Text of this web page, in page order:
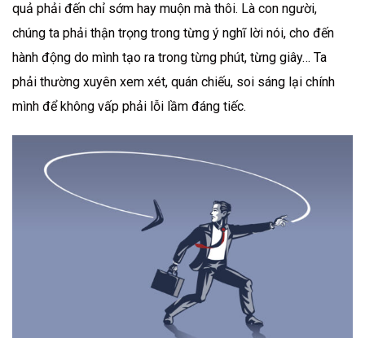
quả phải đến chỉ sớm hay muộn mà thôi. Là con người,
chúng ta phải thận trọng trong từng ý nghĩ lời nói, cho đến
hành động do mình tạo ra trong từng phút, từng giây… Ta
phải thường xuyên xem xét, quán chiếu, soi sáng lại chính
mình để không vấp phải lỗi lầm đáng tiếc.